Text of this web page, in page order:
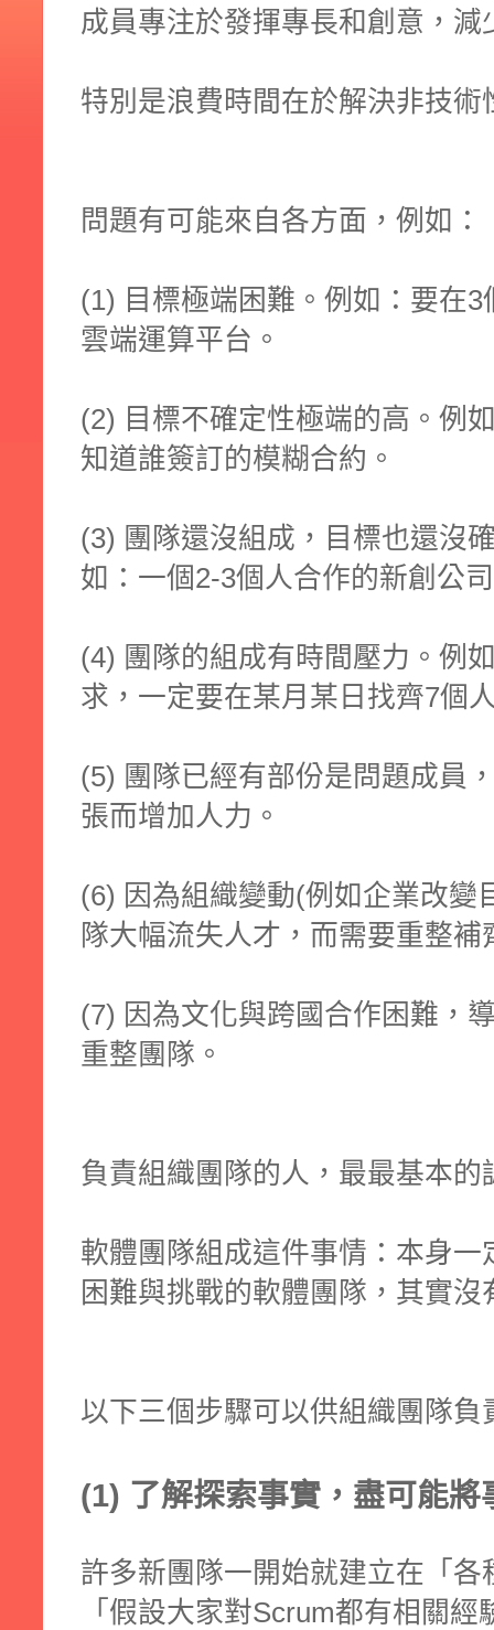
成員專注於發揮專長和創意，
特別是浪費時間在於解決非技術
問題有可能來自各方面，例如：
(1) 目標極端困難。例如：要在
雲端運算平台。
(2) 目標不確定性極端的高。例
知道誰簽訂的模糊合約。
(3) 團隊還沒組成，目標也還沒
如：一個2-3個人合作的新創公
(4) 團隊的組成有時間壓力。例
求，一定要在某月某日找齊7個
(5) 團隊已經有部份是問題成員
張而增加人力。
(6) 因為組織變動(例如企業改變
隊大幅流失人才，而需要重整補
(7) 因為文化與跨國合作困難，
重整團隊。
負責組織團隊的人，最最基本的
軟體團隊組成這件事情：本身
困難與挑戰的軟體團隊，其實
以下三個步驟可以供組織團隊負
(1) 了解探索事實，盡可能將
許多新團隊一開始就建立在「
「假設大家對Scrum都有相關